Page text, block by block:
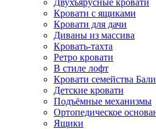
Двухъярусные кровати
Кровати с ящиками
Кровати для дачи
Диваны из массива
Кровать-тахта
Ретро кровати
В стиле лофт
Кровати семейства Бали
Детские кровати
Подъёмные механизмы
Ортопедическое
Ящики